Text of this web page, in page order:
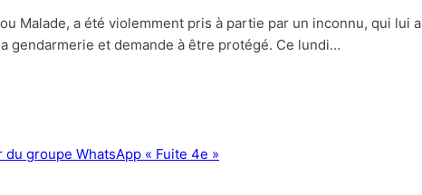
Malade, a été violemment pris à partie par un inconnu, qui lui
gendarmerie et demande à être protégé. Ce lundi…